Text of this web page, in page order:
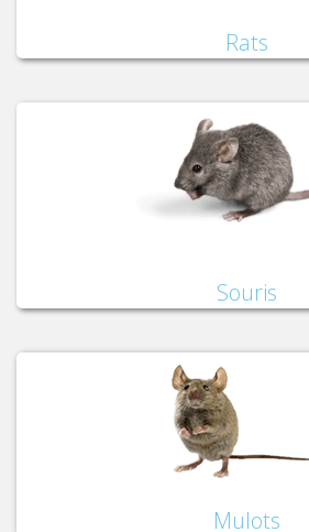
Rats
Souris
Mulots